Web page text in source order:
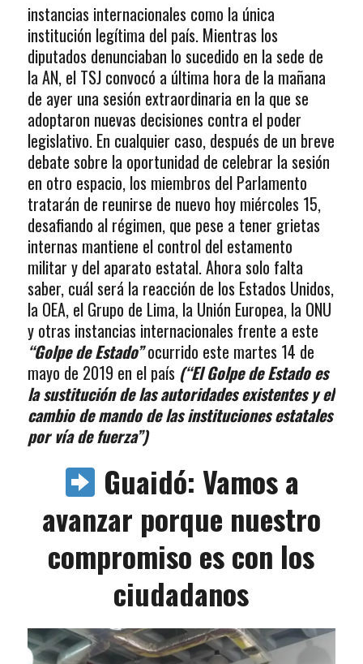
instancias internacionales como la única
institución legítima del país. Mientras los
diputados denunciaban lo sucedido en la sede de
la AN, el TSJ convocó a última hora de la mañana
de ayer una sesión extraordinaria en la que se
adoptaron nuevas decisiones contra el poder
legislativo. En cualquier caso, después de un breve
debate sobre la oportunidad de celebrar la sesión
en otro espacio, los miembros del Parlamento
tratarán de reunirse de nuevo hoy miércoles 15,
desafiando al régimen, que pese a tener grietas
internas mantiene el control del estamento
militar y del aparato estatal. Ahora solo falta
saber, cuál será la reacción de los Estados Unidos,
la OEA, el Grupo de Lima, la Unión Europea, la ONU
y otras instancias internacionales frente a este
“Golpe de Estado”ocurrido este martes 14 de
mayo de 2019 en el país (“El Golpe de Estado es
la sustitución de las autoridades existentes y el
cambio de mando de las instituciones estatales
por vía de fuerza”)
Guaidó: Vamos a
avanzar porque nuestro
compromiso es con los
ciudadanos